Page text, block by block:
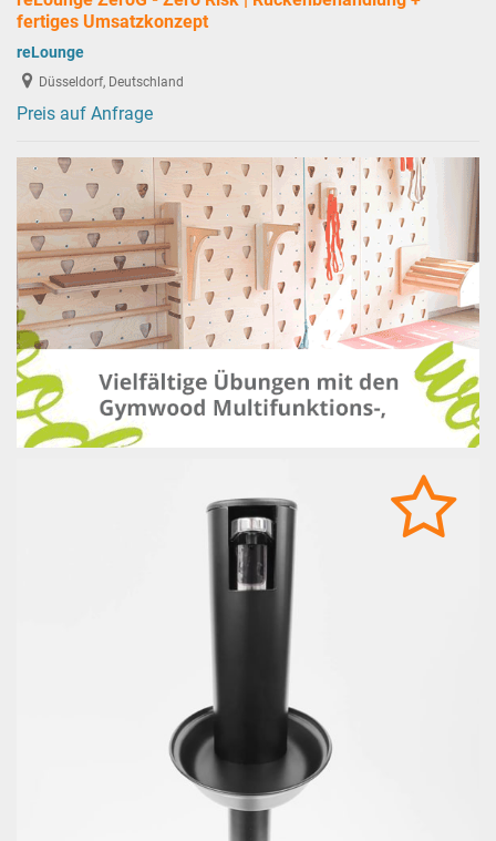
fertiges Umsatzkonzept
reLounge
Düsseldorf, Deutschland
Preis auf Anfrage